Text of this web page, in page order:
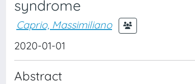
syndrome
Caprio, Massimiliano
2020-01-01
Abstract